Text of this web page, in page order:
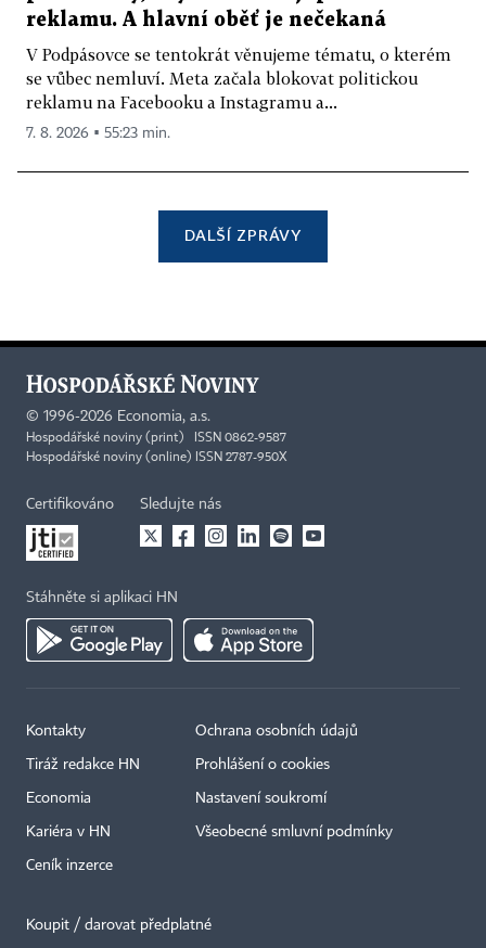
reklamu. A hlavní oběť je nečekaná
V Podpásovce se tentokrát věnujeme tématu, o kterém
se vůbec nemluví. Meta začala blokovat politickou
reklamu na Facebooku a Instagramu a...
7. 8. 2026 ▪ 55:23 min.
DALŠÍ ZPRÁVY
© 1996-2026 Economia, a.s.
Hospodářské noviny (print) ISSN 0862-9587
Hospodářské noviny (online) ISSN 2787-950X
Certifikováno Sledujte nás
Stáhněte si aplikaci HN
Kontakty
Tiráž redakce HN
Economia
Kariéra v HN
Ceník inzerce
Ochrana osobních údajů
Prohlášení o cookies
Nastavení soukromí
Všeobecné smluvní podmínky
Koupit / darovat předplatné